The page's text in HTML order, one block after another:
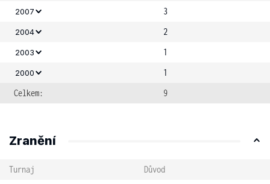
2007 3
2004 2
2003 1
2000
1
Celkem:
9
Zranění
Turnaj
Důvod